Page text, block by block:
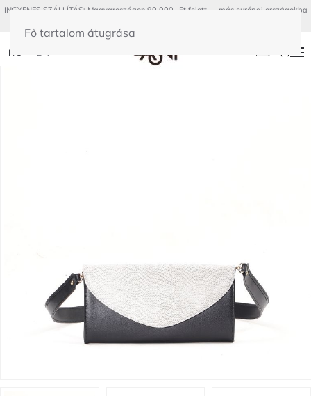
Fő tartalom átugrása
HU
INGYENES SZÁLLÍTÁS: Magyaroszágon 90 000.-Ft felett - más európai országokba